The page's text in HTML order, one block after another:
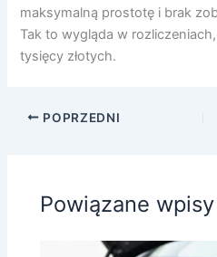
maksymalną prostotę i brak
Tak to wygląda w
tysięcy złotych.
POPRZEDNI
Powiązane wpisy